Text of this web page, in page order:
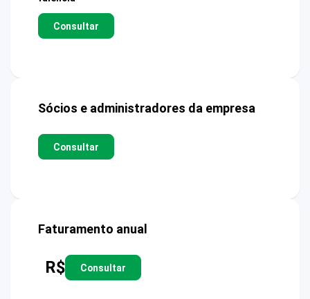
Consultar
Sócios e administradores da empresa
Consultar
Faturamento anual
R$ Consultar